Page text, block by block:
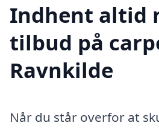
Indhent altid
tilbud på
Ravnkilde
Når du står overfor at